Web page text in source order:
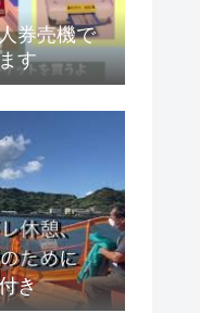
券売機で
す
き